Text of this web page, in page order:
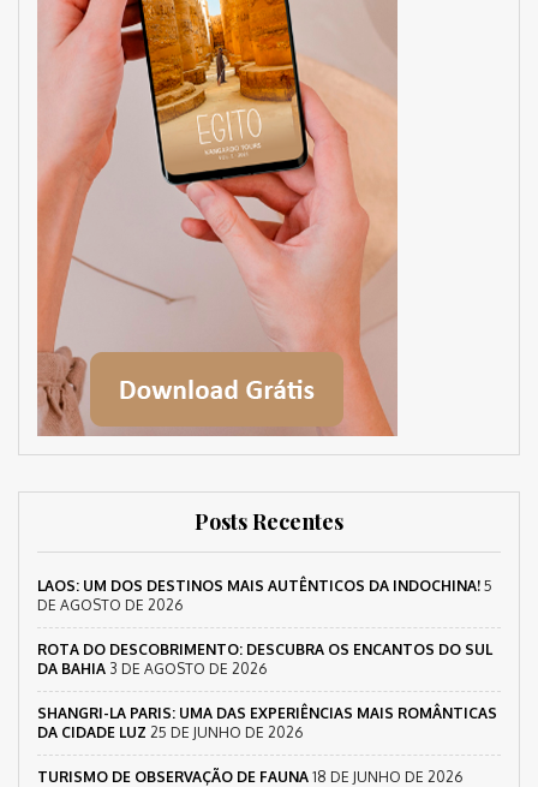
Posts Recentes
LAOS: UM DOS DESTINOS MAIS AUTÊNTICOS DA INDOCHINA! 5
DE AGOSTO DE 2026
ROTA DO DESCOBRIMENTO: DESCUBRA OS ENCANTOS DO SUL
DA BAHIA 3 DE AGOSTO DE 2026
SHANGRI-LA PARIS: UMA DAS EXPERIÊNCIAS MAIS ROMÂNTICAS
DA CIDADE LUZ 25 DE JUNHO DE 2026
TURISMO DE OBSERVAÇÃO DE FAUNA 18 DE JUNHO DE 2026